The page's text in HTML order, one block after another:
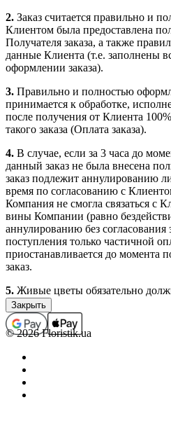
2. Заказ считается правильно и
Клиентом была предоставлена
Получателя заказа, а также
данные Клиента (т.е. заполнены
оформлении заказа).
3. Правильно и полностью
принимается к обработке,
после получения от Клиента
такого заказа (Оплата заказа).
4. В случае, если за 3 часа до
данный заказ не была внесена
заказ подлежит аннулированию
время по согласованию с
Компания не смогла связаться с
вины Компании (равно
аннулированию без
поступления только частичной
приостанавливается до момента
заказ.
5. Живые цветы обязательно
Заказы, которые не содержат в
продукции (срезанные живые и
принимаются, а ошибочно
аннулированию (с возвратом
В отдельных случаях выполнение
содержат в своем составе
только по предварительному
Полностью оформленным и
© 2026 Floristik.ua